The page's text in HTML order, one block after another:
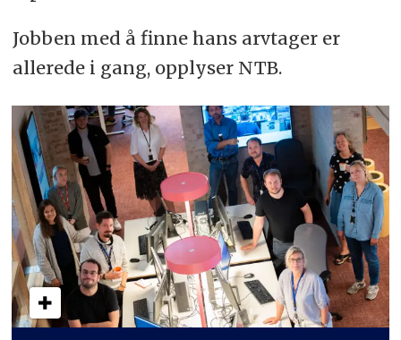
Jobben med å finne hans arvtager er
allerede i gang, opplyser NTB.